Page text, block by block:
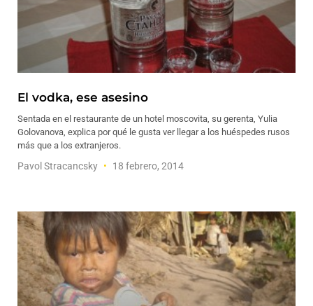
El vodka, ese asesino
Sentada en el restaurante de un hotel moscovita, su gerenta, Yulia
Golovanova, explica por qué le gusta ver llegar a los huéspedes rusos
más que a los extranjeros.
Pavol Stracancsky 18 febrero, 2014